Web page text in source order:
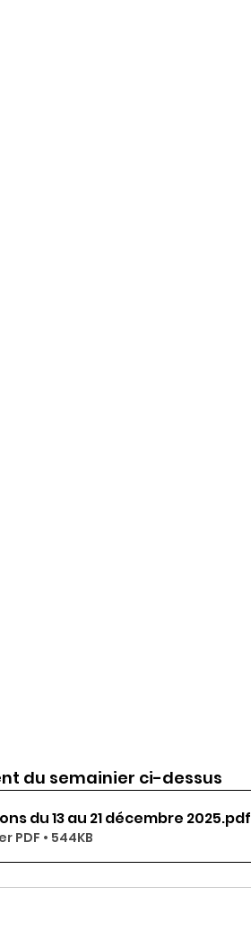
du semainier ci-dessus
du 13 au 21 décembre 2025.pdf
PDF • 544KB